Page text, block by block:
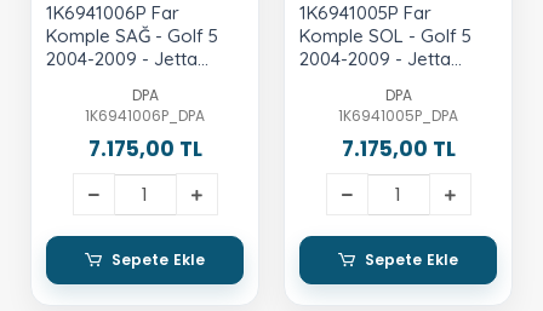
1K6941006P Far
Komple SAĞ - Golf 5
2004-2009 - Jetta
DPA
1K6941006P_DPA
7.175,00 TL
Sepete Ekle
1K6941005P Far
Komple SOL - Golf 5
2004-2009 - Jetta
DPA
1K6941005P_DPA
7.175,00 TL
Sepete Ekle